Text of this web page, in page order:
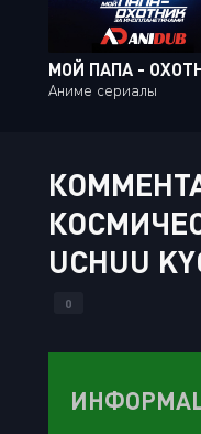
Аниме сериалы
UCHUU
0